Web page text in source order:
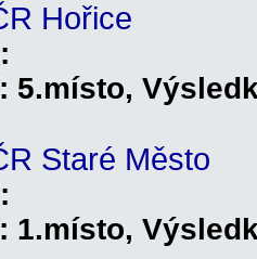
Hořice
:
5.místo, V
Staré Město
:
1.místo, V